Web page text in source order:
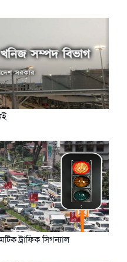
ট্রাফিক সিগন্যাল